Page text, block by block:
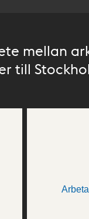
mellan
till